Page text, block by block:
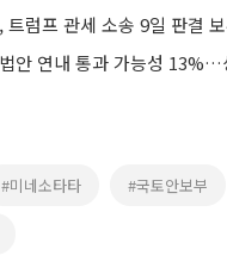
#미네소타타 #국토안보부